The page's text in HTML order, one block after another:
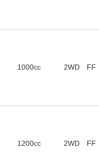
1000cc 2WD FF
1200cc 2WD FF